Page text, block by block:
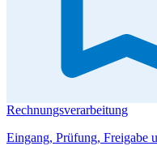
Rechnungsverarbeitung
Eingang, Prüfung, Freigabe